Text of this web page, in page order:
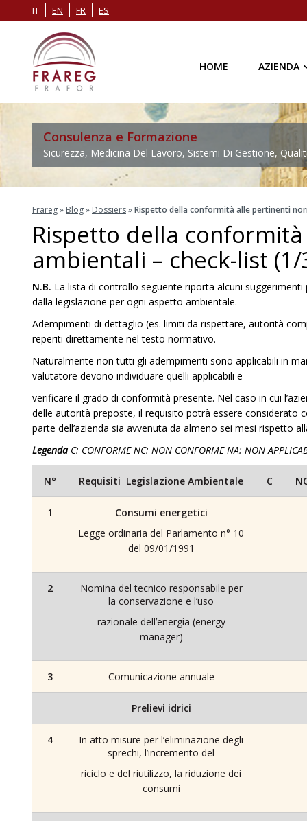
IT EN FR ES
HOME AZIENDA
Consulenza e Formazione
Sicurezza, Medicina Del Lavoro, Sistemi Di Gestione,
Frareg» Blog» Dossiers»Rispetto della conformità alle pertinenti
Rispetto della
ambientali – check-list (1/
N.B. La lista di controllo seguente riporta alcuni
dalla legislazione per ogni aspetto ambientale.
Adempimenti di dettaglio (es. limiti da rispettare, autorità
reperiti direttamente nel testo normativo.
Naturalmente non tutti gli adempimenti sono applicabili in
valutatore devono individuare quelli applicabili e
verificare il grado di conformità presente. Nel caso in cui
delle autorità preposte, il requisito potrà essere considerato
parte dell’azienda sia avvenuta da almeno sei mesi rispetto
LegendaC: CONFORME NC: NON CONFORME NA: NON
N° Requisiti Legislazione Ambientale C
1
Consumi energetici
Legge ordinaria del Parlamento n° 10
del 09/01/1991
2
Nomina del tecnico responsabile per
la conservazione e l’uso
razionale dell’energia (energy
manager)
3 Comunicazione annuale
Prelievi idrici
4
In atto misure per l’eliminazione degli
sprechi, l’incremento del
riciclo e del riutilizzo, la riduzione dei
consumi